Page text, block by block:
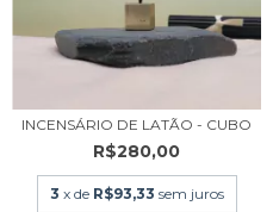
INCENSÁRIO DE LATÃO - CUBO
R$280,00
3 x de R$93,33 sem juros